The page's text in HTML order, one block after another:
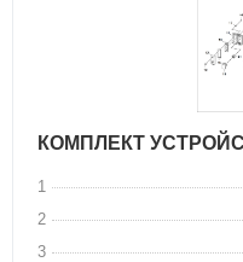
КОМПЛЕКТ
1
2
3